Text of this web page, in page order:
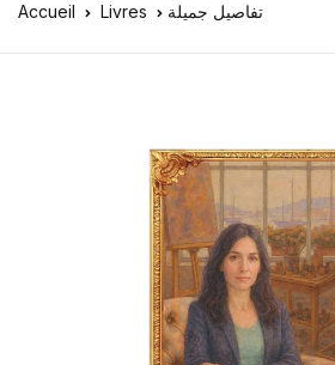
Accueil Livres تفاصيل جميلة